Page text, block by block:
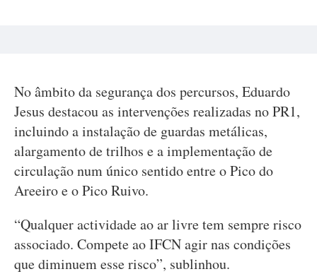
No âmbito da segurança dos percursos, Eduardo
Jesus destacou as intervenções realizadas no PR1,
incluindo a instalação de guardas metálicas,
alargamento de trilhos e a implementação de
circulação num único sentido entre o Pico do
Areeiro e o Pico Ruivo.
“Qualquer actividade ao ar livre tem sempre risco
associado. Compete ao IFCN agir nas condições
que diminuem esse risco”, sublinhou.